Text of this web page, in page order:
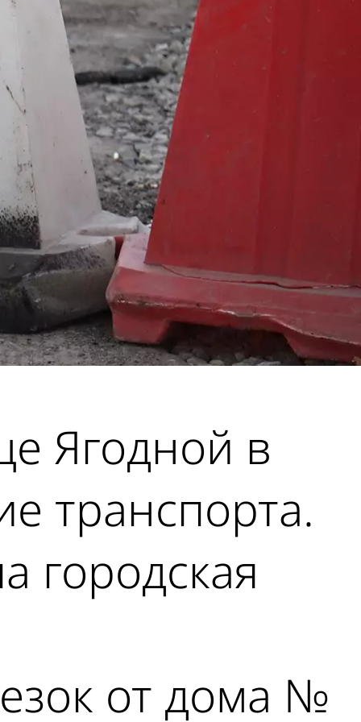
Ягодной в
транспорта.
городская
от дома №